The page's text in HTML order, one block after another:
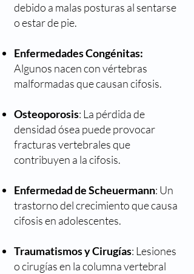
debido a malas posturas al sentarse
o estar de pie.
Enfermedades Congénitas:
Algunos nacen con vértebras
malformadas que causan cifosis.
Osteoporosis: La pérdida de
densidad ósea puede provocar
fracturas vertebrales que
contribuyen a la cifosis.
Enfermedad de Scheuermann: Un
trastorno del crecimiento que causa
cifosis en adolescentes.
Traumatismos y Cirugías: Lesiones
o cirugías en la columna vertebral